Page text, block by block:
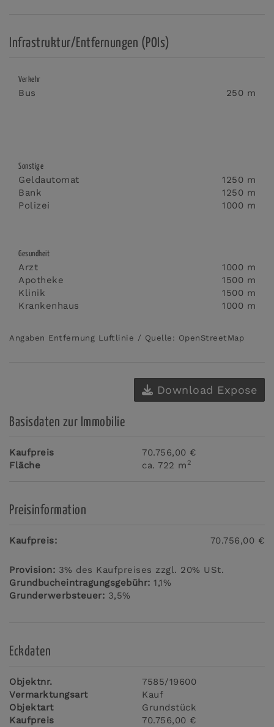
Infrastruktur/Entfernungen (POIs)
Verkehr
Bus 250 m
Sonstige
Geldautomat
1250 m
Bank
1250 m
Polizei
1000 m
Gesundheit
Arzt
1000 m
Apotheke
1500 m
Klinik
1500 m
Krankenhaus
1000 m
Angaben Entfernung Luftlinie / Quelle: OpenStreetMap
Download Expose
Basisdaten zur Immobilie
Kaufpreis
70.756,00 €
Fläche
ca. 722 m 2
Preisinformation
Kaufpreis: 70.756,00 €
Provision: 3% des Kaufpreises zzgl. 20% USt.
Grundbucheintragungsgebühr: 1,1%
Grunderwerbsteuer: 3,5%
Eckdaten
Objektnr.
7585/19600
Vermarktungsart
Kauf
Objektart
Grundstück
Kaufpreis
70.756,00 €